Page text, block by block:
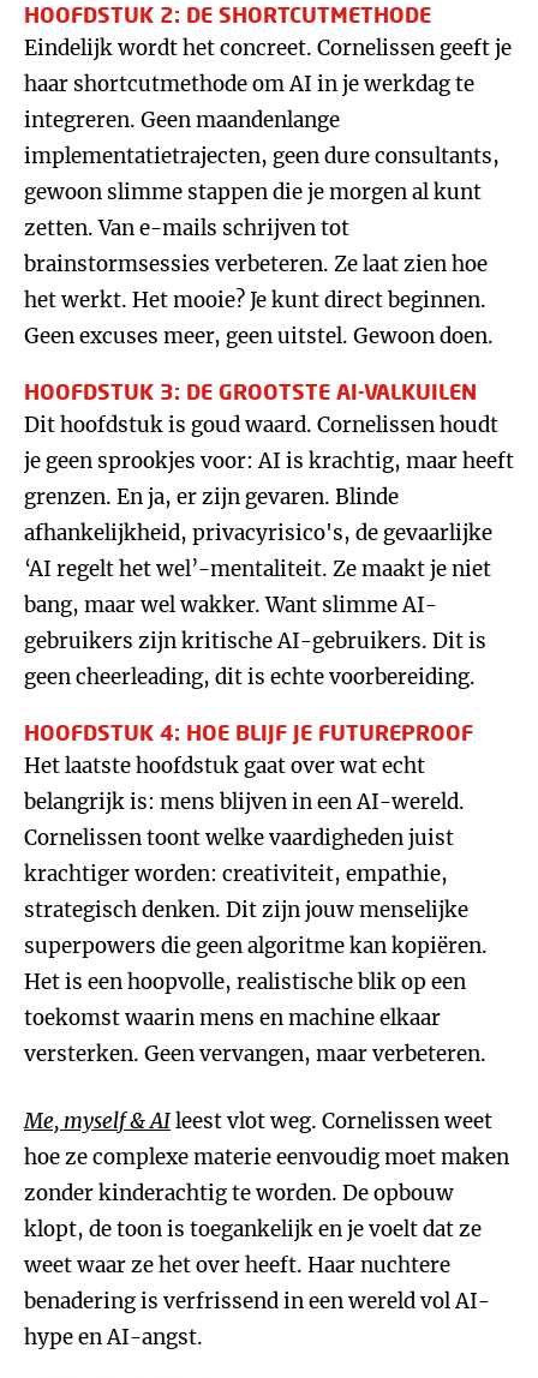
HOOFDSTUK 2: DE SHORTCUTMETHODE
Eindelijk wordt het concreet. Cornelissen geeft je
haar shortcutmethode om AI in je werkdag te
integreren. Geen maandenlange
implementatietrajecten, geen dure consultants,
gewoon slimme stappen die je morgen al kunt
zetten. Van e-mails schrijven tot
brainstormsessies verbeteren. Ze laat zien hoe
het werkt. Het mooie? Je kunt direct beginnen.
Geen excuses meer, geen uitstel. Gewoon doen.
HOOFDSTUK 3: DE GROOTSTE AI-VALKUILEN
Dit hoofdstuk is goud waard. Cornelissen houdt
je geen sprookjes voor: AI is krachtig, maar heeft
grenzen. En ja, er zijn gevaren. Blinde
afhankelijkheid, privacyrisico's, de gevaarlijke
‘AI regelt het wel’-mentaliteit. Ze maakt je niet
bang, maar wel wakker. Want slimme AI-
gebruikers zijn kritische AI-gebruikers. Dit is
geen cheerleading, dit is echte voorbereiding.
HOOFDSTUK 4: HOE BLIJF JE FUTUREPROOF
Het laatste hoofdstuk gaat over wat echt
belangrijk is: mens blijven in een AI-wereld.
Cornelissen toont welke vaardigheden juist
krachtiger worden: creativiteit, empathie,
strategisch denken. Dit zijn jouw menselijke
superpowers die geen algoritme kan kopiëren.
Het is een hoopvolle, realistische blik op een
toekomst waarin mens en machine elkaar
versterken. Geen vervangen, maar verbeteren.
Me, myself & AIleest vlot weg. Cornelissen weet
hoe ze complexe materie eenvoudig moet maken
zonder kinderachtig te worden. De opbouw
klopt, de toon is toegankelijk en je voelt dat ze
weet waar ze het over heeft. Haar nuchtere
benadering is verfrissend in een wereld vol AI-
hype en AI-angst.